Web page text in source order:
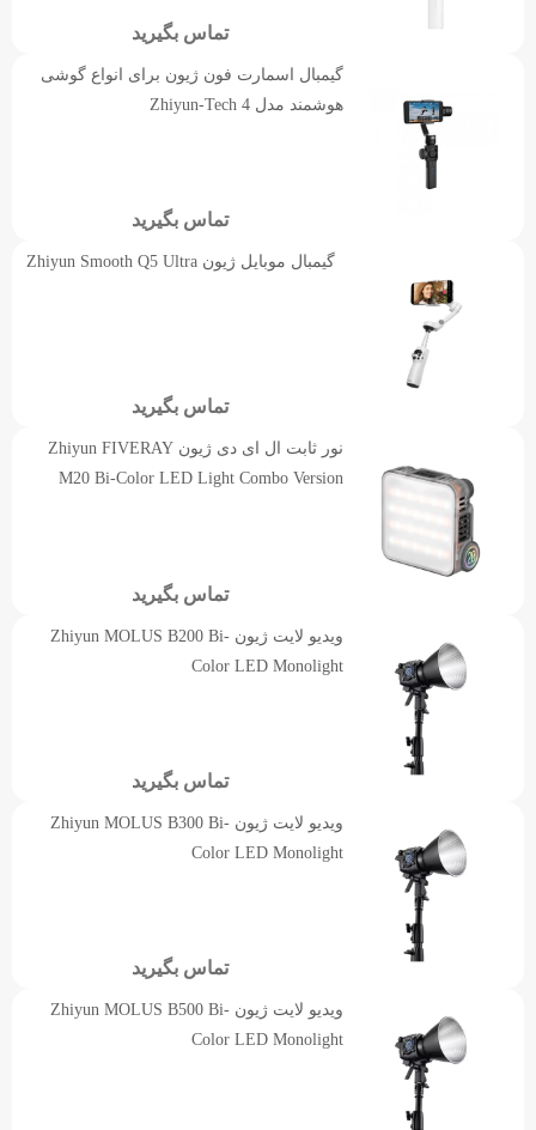
تماس بگیرید
گیمبال اسمارت فون ژیون برای انواع گوشی
هوشمند مدل 4 Zhiyun-Tech
تماس بگیرید
گیمبال موبایل ژیون Zhiyun Smooth Q5 Ultra
تماس بگیرید
نور ثابت ال ای دی ژیون Zhiyun FIVERAY
M20 Bi-Color LED Light Combo Version
تماس بگیرید
ویدیو لایت ژیون Zhiyun MOLUS B200 Bi-
Color LED Monolight
تماس بگیرید
ویدیو لایت ژیون Zhiyun MOLUS B300 Bi-
Color LED Monolight
تماس بگیرید
ویدیو لایت ژیون Zhiyun MOLUS B500 Bi-
Color LED Monolight